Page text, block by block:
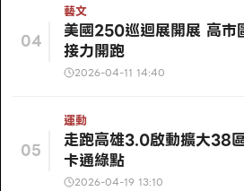
04
藝文
美國250巡迴展開展 高市
接力開跑
2026-04-11 14:40
05
運動
走跑高雄3.0啟動擴大38
卡通綠點
2026-04-19 13:10